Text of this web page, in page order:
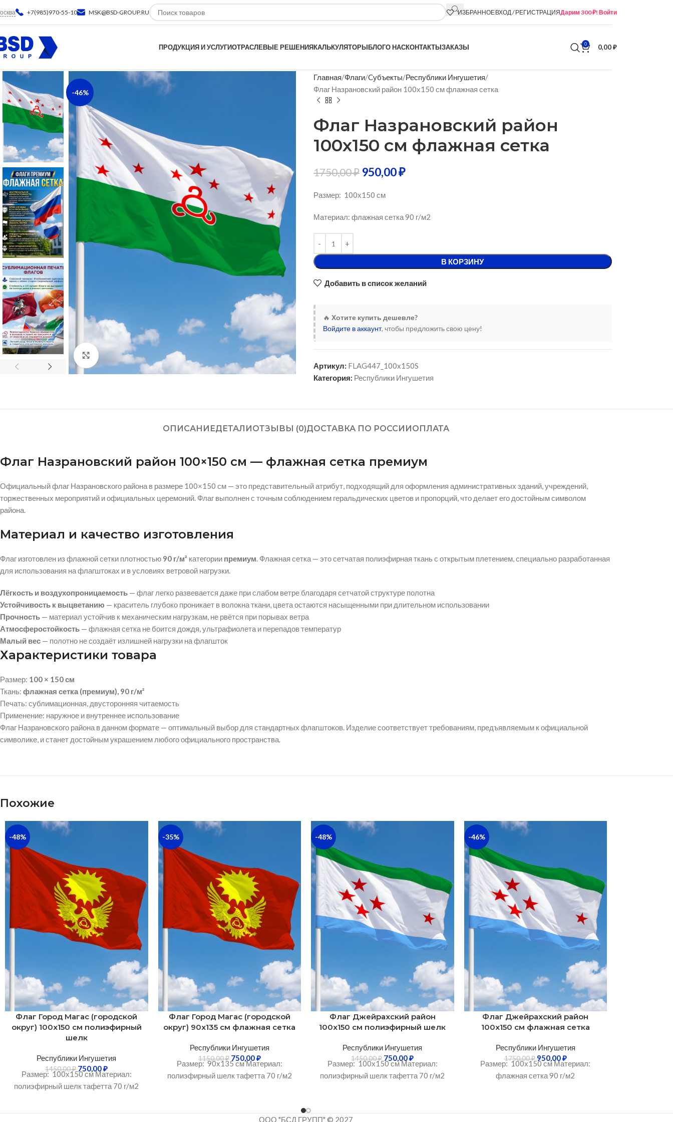
+7(985)970-55-10 MSK@BSD-GROUP.RU ИЗБРАННОЕВХОД / РЕГИСТРАЦИЯДарим 300 ₽! Войти
ПРОДУКЦИЯ И УСЛУГИОТРАСЛЕВЫЕ РЕШЕНИЯКАЛЬКУЛЯТОРЫБЛОГО НАСКОНТАКТЫЗАКАЗЫ 0 0,00₽
-46%
Нажмите, чтобы увеличить
Главная Флаги Cубъекты Республики Ингушетия
Флаг Назрановский район 100х150 см флажная сетка
Флаг Назрановский район
100х150 см флажная сетка
1750,00₽ 950,00₽
Размер: 100х150 см
Материал: флажная сетка 90 г/м2
В КОРЗИНУ
Добавить в список желаний
🔥 Хотите купить дешевле?
Войдите в аккаунт, чтобы предложить свою цену!
Артикул: FLAG447_100x150S
Категория: Республики Ингушетия
ОПИСАНИЕДЕТАЛИОТЗЫВЫ (0)ДОСТАВКА ПО РОССИИОПЛАТА
Флаг Назрановский район 100×150 см — флажная сетка премиум
Официальный флаг Назрановского района в размере 100×150 см — это представительный атрибут, подходящий для оформления административных зданий, учреждений,
торжественных мероприятий и официальных церемоний. Флаг выполнен с точным соблюдением геральдических цветов и пропорций, что делает его достойным символом
района.
Материал и качество изготовления
Флаг изготовлен из флажной сетки плотностью 90 г/м² категории премиум. Флажная сетка — это сетчатая полиэфирная ткань с открытым плетением, специально разработанная
для использования на флагштоках и в условиях ветровой нагрузки.
Лёгкость и воздухопроницаемость — флаг легко развевается даже при слабом ветре благодаря сетчатой структуре полотна
Устойчивость к выцветанию — краситель глубоко проникает в волокна ткани, цвета остаются насыщенными при длительном использовании
Прочность — материал устойчив к механическим нагрузкам, не рвётся при порывах ветра
Атмосферостойкость — флажная сетка не боится дождя, ультрафиолета и перепадов температур
Малый вес — полотно не создаёт излишней нагрузки на флагшток
Характеристики товара
Размер: 100 × 150 см
Ткань: флажная сетка (премиум), 90 г/м²
Печать: сублимационная, двусторонняя читаемость
Применение: наружное и внутреннее использование
Флаг Назрановского района в данном формате — оптимальный выбор для стандартных флагштоков. Изделие соответствует требованиям, предъявляемым к официальной
символике, и станет достойным украшением любого официального пространства.
Похожие
-48%
Флаг Город Магас (городской
округ) 100х150 см полиэфирный
шелк
Республики Ингушетия
1450,00₽ 750,00₽
Размер: 100х150 см Материал:
полиэфирный шелк тафетта 70 г/м2
-35%
Флаг Город Магас (городской
округ) 90х135 см флажная сетка
Республики Ингушетия
1150,00₽ 750,00₽
Размер: 90х135 см Материал:
полиэфирный шелк тафетта 70 г/м2
-48%
Флаг Джейрахский район
100х150 см полиэфирный шелк
Республики Ингушетия
1450,00₽ 750,00₽
Размер: 100х150 см Материал:
полиэфирный шелк тафетта 70 г/м2
-46%
Флаг Джейрахский район
100х150 см флажная сетка
Республики Ингушетия
1750,00₽ 950,00₽
Размер: 100х150 см Материал:
флажная сетка 90 г/м2
ООО "БСД ГРУПП" © 2027